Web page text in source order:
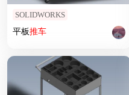
SOLIDWORKS
平板推车